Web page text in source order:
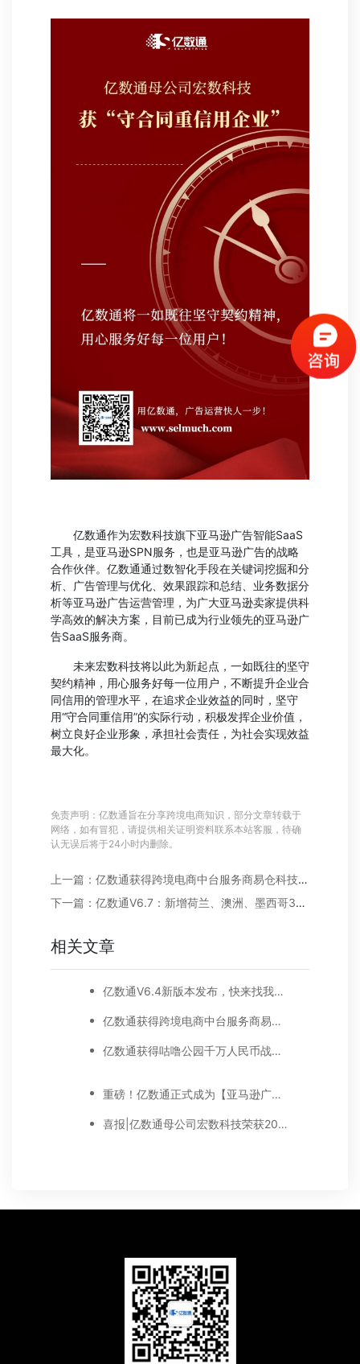
亿数通作为宏数科技旗下亚马逊广告智能SaaS
工具，是亚马逊SPN服务，也是亚马逊广告的战略
合作伙伴。亿数通通过数智化手段在关键词挖掘和分
析、广告管理与优化、效果跟踪和总结、业务数据分
析等亚马逊广告运营管理，为广大亚马逊卖家提供科
学高效的解决方案，目前已成为行业领先的亚马逊广
告SaaS服务商。
未来宏数科技将以此为新起点，一如既往的坚守
契约精神，用心服务好每一位用户，不断提升企业合
同信用的管理水平，在追求企业效益的同时，坚守
用“守合同重信用”的实际行动，积极发挥企业价值，
树立良好企业形象，承担社会责任，为社会实现效益
最大化。
免责声明：亿数通旨在分享跨境电商知识，部分文章转载于
网络，如有冒犯，请提供相关证明资料联系本站客服，待确
认无误后将于24小时内删除。
上一篇：亿数通获得跨境电商中台服务商易仓科技战略投资，持续提升卖家营销能力
下一篇：亿数通V6.7：新增荷兰、澳洲、墨西哥3大站点，10余项广告功能优化...
相关文章
亿数通V6.4新版本发布，快来找我们“算账”！
亿数通获得跨境电商中台服务商易仓科技战略投资，持续提升卖家营销能力
亿数通获得咕噜公园千万人民币战略投资， 更好为跨境电商卖家提供广告营销和SaaS服务
重磅！亿数通正式成为【亚马逊广告高级合作伙伴】
喜报|亿数通母公司宏数科技荣获2020年度广东省“守合同重信用企业”